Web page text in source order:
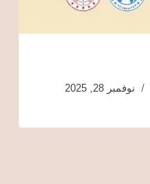
نوفمبر 28, 2025